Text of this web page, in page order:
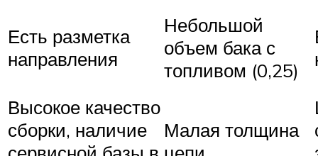
Есть разметка
направления
Небольшой
объем бака с
топливом (0,25)
Высокое качество
сборки, наличие
Малая толщина